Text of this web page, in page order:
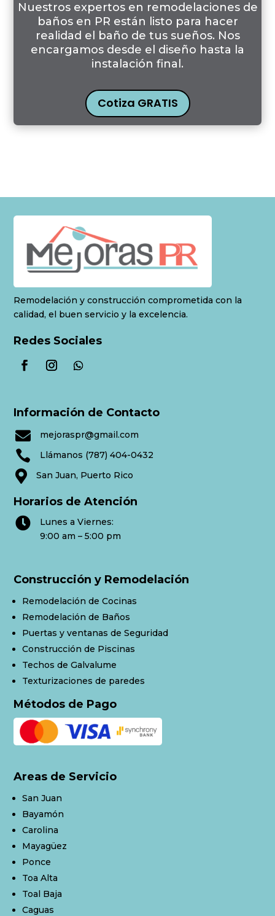
Nuestros expertos en remodelaciones de
baños en PR están listo para hacer
realidad el baño de tus sueños. Nos
encargamos desde el diseño hasta la
instalación final.
Cotiza GRATIS
Remodelación y construcción comprometida con la
calidad, el buen servicio y la excelencia.
Redes Sociales
Información de Contacto
 mejoraspr@gmail.com
 Llámanos (787) 404-0432
 San Juan, Puerto Rico
Horarios de Atención

Lunes a Viernes:
9:00 am – 5:00 pm
Construcción y Remodelación
Remodelación de Cocinas
Remodelación de Baños
Puertas y ventanas de Seguridad
Construcción de Piscinas
Techos de Galvalume
Texturizaciones de paredes
Métodos de Pago
Areas de Servicio
San Juan
Bayamón
Carolina
Mayagüez
Ponce
Toa Alta
Toal Baja
Caguas